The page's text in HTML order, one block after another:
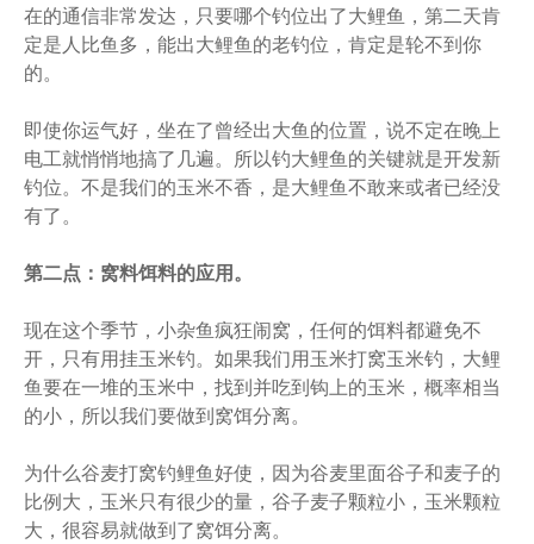
在的通信非常发达，只要哪个钓位出了大鲤鱼，第二天肯
定是人比鱼多，能出大鲤鱼的老钓位，肯定是轮不到你
的。
即使你运气好，坐在了曾经出大鱼的位置，说不定在晚上
电工就悄悄地搞了几遍。所以钓大鲤鱼的关键就是开发新
钓位。不是我们的玉米不香，是大鲤鱼不敢来或者已经没
有了。
第二点：窝料饵料的应用。
现在这个季节，小杂鱼疯狂闹窝，任何的饵料都避免不
开，只有用挂玉米钓。如果我们用玉米打窝玉米钓，大鲤
鱼要在一堆的玉米中，找到并吃到钩上的玉米，概率相当
的小，所以我们要做到窝饵分离。
为什么谷麦打窝钓鲤鱼好使，因为谷麦里面谷子和麦子的
比例大，玉米只有很少的量，谷子麦子颗粒小，玉米颗粒
大，很容易就做到了窝饵分离。